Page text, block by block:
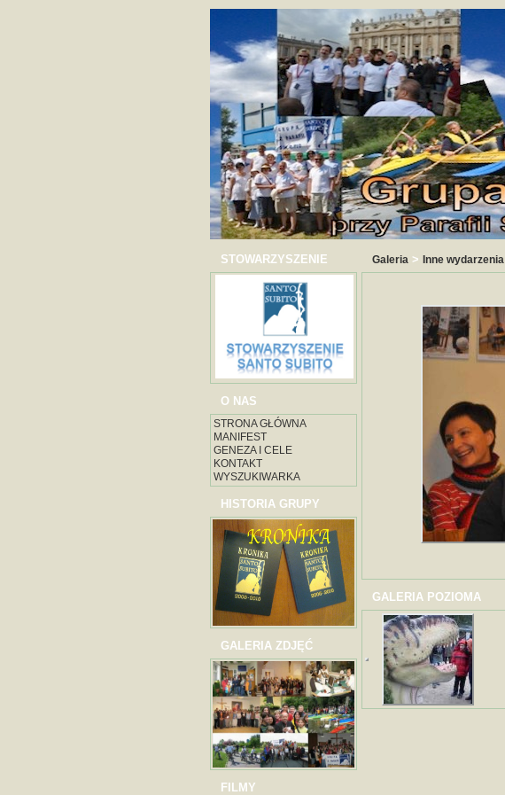
STOWARZYSZENIE
O NAS
STRONA GŁÓWNA
MANIFEST
GENEZA I CELE
KONTAKT
WYSZUKIWARKA
HISTORIA GRUPY
GALERIA ZDJĘĆ
FILMY
Galeria > Inne wydarzenia
GALERIA POZIOMA